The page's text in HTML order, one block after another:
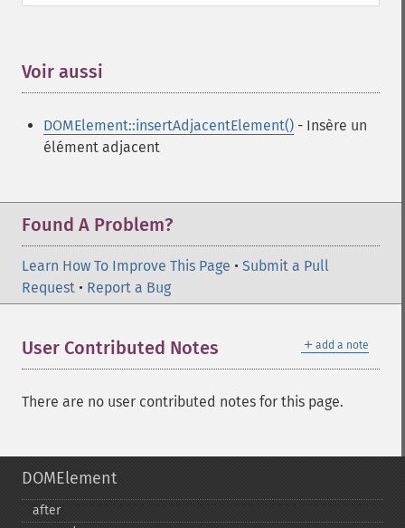
Voir aussi
DOMElement::insertAdjacentElement() - Insère un
élément adjacent
Found A Problem?
Learn How To Improve This Page • Submit a Pull
Request • Report a Bug
＋ add a note
User Contributed Notes
There are no user contributed notes for this page.
DOMElement
after